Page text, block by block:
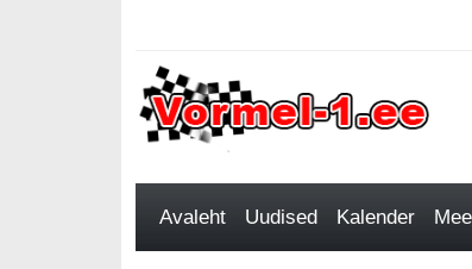
Avaleht Uudised Kalender